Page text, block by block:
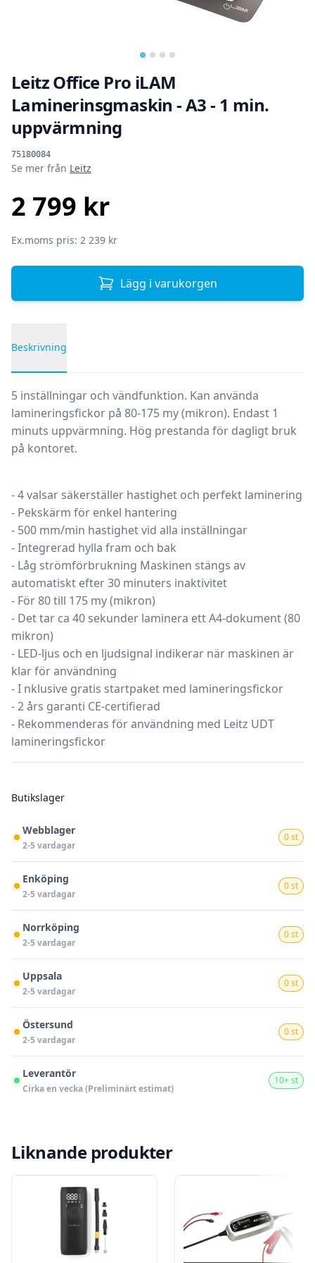
Leitz Office Pro iLAM
Laminerinsgmaskin - A3 - 1 min.
uppvärmning
75180084
Produktinformation
Se mer från Leitz
2 799 kr
Ex.moms pris: 2 239 kr
Lägg i varukorgen
Beskrivning
5 inställningar och vändfunktion. Kan använda
lamineringsfickor på 80-175 my (mikron). Endast 1
minuts uppvärmning. Hög prestanda för dagligt bruk
på kontoret.
- 4 valsar säkerställer hastighet och perfekt laminering
- Pekskärm för enkel hantering
- 500 mm/min hastighet vid alla inställningar
- Integrerad hylla fram och bak
- Låg strömförbrukning Maskinen stängs av
automatiskt efter 30 minuters inaktivitet
- För 80 till 175 my (mikron)
- Det tar ca 40 sekunder laminera ett A4-dokument (80
mikron)
- LED-ljus och en ljudsignal indikerar när maskinen är
klar för användning
- I nklusive gratis startpaket med lamineringsfickor
- 2 års garanti CE-certifierad
- Rekommenderas för användning med Leitz UDT
lamineringsfickor
Butikslager
Webblager
2-5 vardagar
0 st
Enköping
2-5 vardagar
0 st
Norrköping
2-5 vardagar
0 st
Uppsala
2-5 vardagar
0 st
Östersund
2-5 vardagar
0 st
Leverantör
Cirka en vecka (Preliminärt estimat)
10+ st
Liknande produkter